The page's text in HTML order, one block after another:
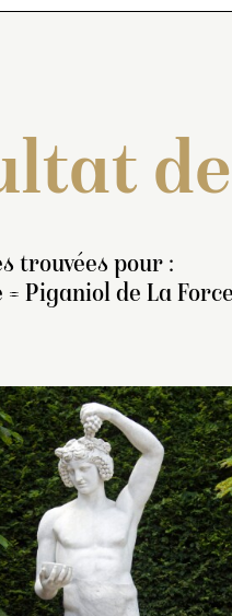
trouvées pour :
Piganiol de La
de 1722 : « Une
antique de marbre
en pied, représentant
reine d’Égipte toute
de 7 pieds 6